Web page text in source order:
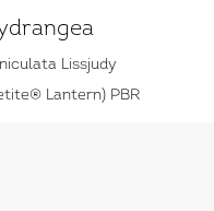
Lissjudy
Lantern) PBR